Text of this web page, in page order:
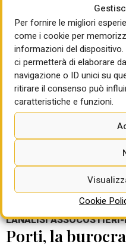
Per fornire le migliori
come i cookie per
informazioni del
ci permetterà di elaborare
navigazione o ID unici su
ritirare il consenso può
caratteristiche e funzioni.
Cookie
DUE MESI PER
Ambiente,
da Bruxelles
d’infrazione
02 Feb 2026 di Mauro
Per quanto riguarda
mancato recepimento
l’obbligo di effettuare
Sull’ambiente viene
programma nazionale di
atmosferico. Italia
L'ANALISI
Porti, la